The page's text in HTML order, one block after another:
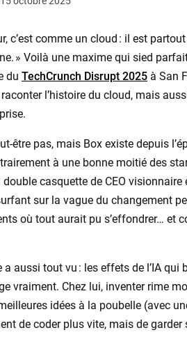
c’est comme un cloud : il est
» Voilà une maxime qui sied
du TechCrunch Disrupt 2025à San
l’histoire du cloud, mais
être pas, mais Box existe depuis
à une bonne moitié des
double casquette de CEO
sur la vague du changement
où tout aurait pu s’effondrer… et
a aussi tout vu : les effets de l’IA
vraiment. Chez lui, inventer rime
idées à la poubelle (avec
de coder plus vite, mais de